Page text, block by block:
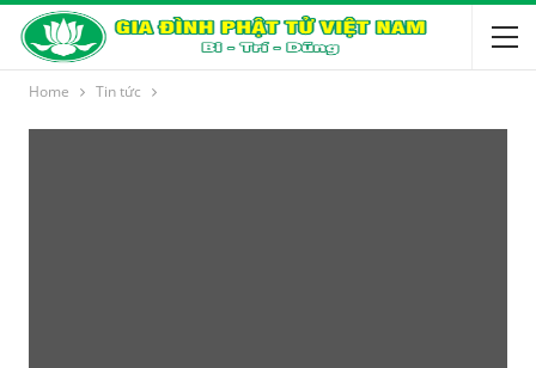
Home Tin tức